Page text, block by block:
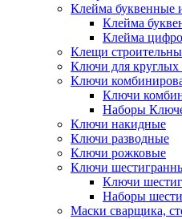
Клейма буквенные
Клейма
Клейма
Клещи
Ключи для
Ключи
Ключи
Наборы
Ключи накидные
Ключи разводные
Ключи рожковые
Ключи
Ключи
Наборы
Маски сварщика,